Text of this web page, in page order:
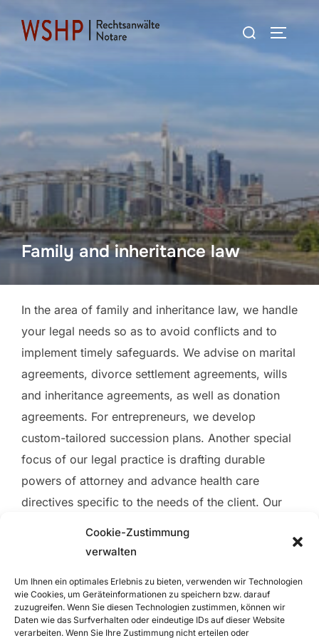
Cookie-Zustimmung
verwalten
Um Ihnen ein optimales Erlebnis zu bieten, verwenden wir Technologien
wie Cookies, um Geräteinformationen zu speichern bzw. darauf
zuzugreifen. Wenn Sie diesen Technologien zustimmen, können wir
Daten wie das Surfverhalten oder eindeutige IDs auf dieser Website
verarbeiten. Wenn Sie Ihre Zustimmung nicht erteilen oder
Search
for:
Family and inheritance law
In the area of family and inheritance law, we handle
your legal needs so as to avoid conflicts and to
implement timely safeguards. We advise on marital
agreements, divorce settlement agreements, wills
and inheritance agreements, as well as donation
agreements. For entrepreneurs, we develop
custom-tailored succession plans. Another special
focus of our legal practice is drafting durable
powers of attorney and advance health care
directives specific to the needs of the client. Our
numerous speaking engagements involving these